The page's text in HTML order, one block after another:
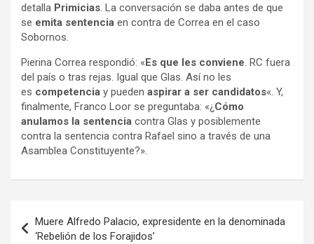
detalla Primicias. La conversación se daba antes de que
se emita sentencia en contra de Correa en el caso
Sobornos.
Pierina Correa respondió: «Es que les conviene. RC fuera
del país o tras rejas. Igual que Glas. Así no les
es competencia y pueden aspirar a ser candidatos«. Y,
finalmente, Franco Loor se preguntaba: «¿ Cómo
anulamos la sentencia contra Glas y posiblemente
contra la sentencia contra Rafael sino a través de una
Asamblea Constituyente?».
de
Muere Alfredo Palacio, expresidente en la denominada
‘Rebelión de los Forajidos’